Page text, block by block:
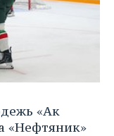
«Ак
«Нефтяник»